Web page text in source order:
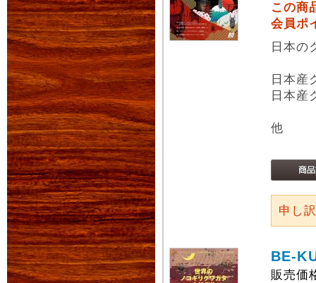
この商
会員ポ
日本の
日本産
日本産
他
申し
BE-
販売価